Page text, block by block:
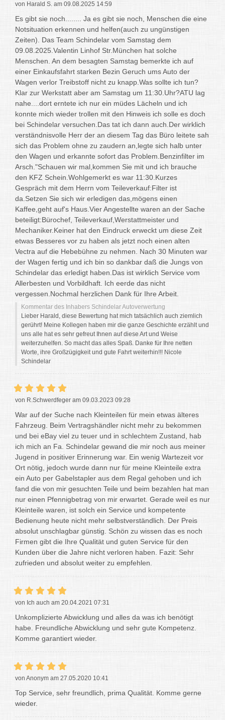
von Harald S. am 09.08.2025 14:59
Es gibt sie noch........ Ja es gibt sie noch, Menschen die eine
Notsituation erkennen und helfen(auch zu ungünstigen
Zeiten). Das Team Schindelar vom Samstag dem
09.08.2025.Valentin Linhof Str.München hat solche
Menschen. An dem besagten Samstag bemerkte ich auf
einer Einkaufsfahrt starken Bezin Geruch ums Auto der
Wagen verlor Treibstoff nicht zu knapp.Was sollte ich tun?
Klar zur Werkstatt aber am Samstag um 11:30.Uhr?ATU lag
nahe....dort erntete ich nur ein müdes Lächeln und ich
konnte mich wieder trollen mit den Hinweis ich solle es doch
bei Schindelar versuchen.Das tat ich dann auch.Der wirklich
verständnisvolle Herr der an diesem Tag das Büro leitete sah
sich das Problem ohne zu zaudern an,legte sich halb unter
den Wagen und erkannte sofort das Problem.Benzinfilter im
Arsch."Schauen wir mal,kommen Sie mit und ich brauche
den KFZ Schein.Wohlgemerkt es war 11:30.Kurzes
Gespräch mit dem Herrn vom Teileverkauf:Filter ist
da.Setzen Sie sich wir erledigen das,mögens einen
Kaffee,geht auf's Haus.Vier Angestellte waren an der Sache
beteiligt:Bürochef, Teileverkauf,Werstattmeister und
Mechaniker.Keiner hat den Eindruck erweckt um diese Zeit
etwas Besseres vor zu haben als jetzt noch einen alten
Vectra auf die Hebebühne zu nehmen. Nach 30 Minuten war
der Wagen fertig und ich bin so dankbar daß die Jungs von
Schindelar das erledigt haben.Das ist wirklich Service vom
Allerbesten und Vorbildhaft. Ich eerde das nicht
vergessen.Nochmal herzlichen Dank für Ihre Arbeit.
Kommentar des Inhabers Schindelar Autoverwertung
Lieber Harald, diese Bewertung hat mich tatsächlich auch ziemlich
gerührt! Meine Kollegen haben mir die ganze Geschichte erzählt und
uns alle hat es sehr gefreut Ihnen auf diese Art und Weise
weiterzuhelfen. So macht das alles Spaß. Danke für Ihre netten
Worte, ihre Großzügigkeit und gute Fahrt weiterhin!!! Nicole
Schindelar
von R.Schwerdfeger am 09.03.2023 09:28
War auf der Suche nach Kleinteilen für mein etwas älteres
Fahrzeug. Beim Vertragshändler nicht mehr zu bekommen
und bei eBay viel zu teuer und in schlechtem Zustand, hab
ich mich an Fa. Schindelar gewand die mir noch aus meiner
Jugend in positiver Erinnerung war. Ein wenig Wartezeit vor
Ort nötig, jedoch wurde dann nur für meine Kleinteile extra
ein Auto per Gabelstapler aus dem Regal gehoben und ich
fand die von mir gesuchten Teile und beim bezahlen hat man
nur einen Pfennigbetrag von mir erwartet. Gerade weil es nur
Kleinteile waren, ist solch ein Service und kompetente
Bedienung heute nicht mehr selbstverständlich. Der Preis
absolut unschlagbar günstig. Schön zu wissen das es noch
Firmen gibt die Ihre Qualität und guten Service für den
Kunden über die Jahre nicht verloren haben. Fazit: Sehr
zufrieden und absolut weiter zu empfehlen.
von Ich auch am 20.04.2021 07:31
Unkomplizierte Abwicklung und alles da was ich benötigt
habe. Freundliche Abwicklung und sehr gute Kompetenz.
Komme garantiert wieder.
von Anonym am 27.05.2020 10:41
Top Service, sehr freundlich, prima Qualität. Komme gerne
wieder.